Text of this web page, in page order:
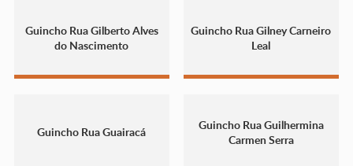
Guincho Rua Gilberto Alves
do Nascimento
Guincho Rua Gilney Carneiro
Leal
Guincho Rua Guairacá
Guincho Rua Guilhermina
Carmen Serra